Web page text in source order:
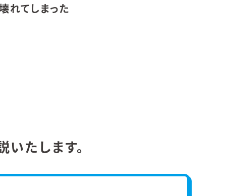
れてしまった
たします。